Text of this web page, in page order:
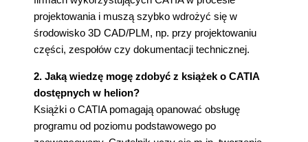
projektowania i muszą szybko wdrożyć się w
środowisko 3D CAD/PLM, np. przy projektowaniu
części, zespołów czy dokumentacji technicznej.
2. Jaką wiedzę mogę zdobyć z książek o CATIA
dostępnych w helion?
Książki o CATIA pomagają opanować obsługę
programu od poziomu podstawowego po